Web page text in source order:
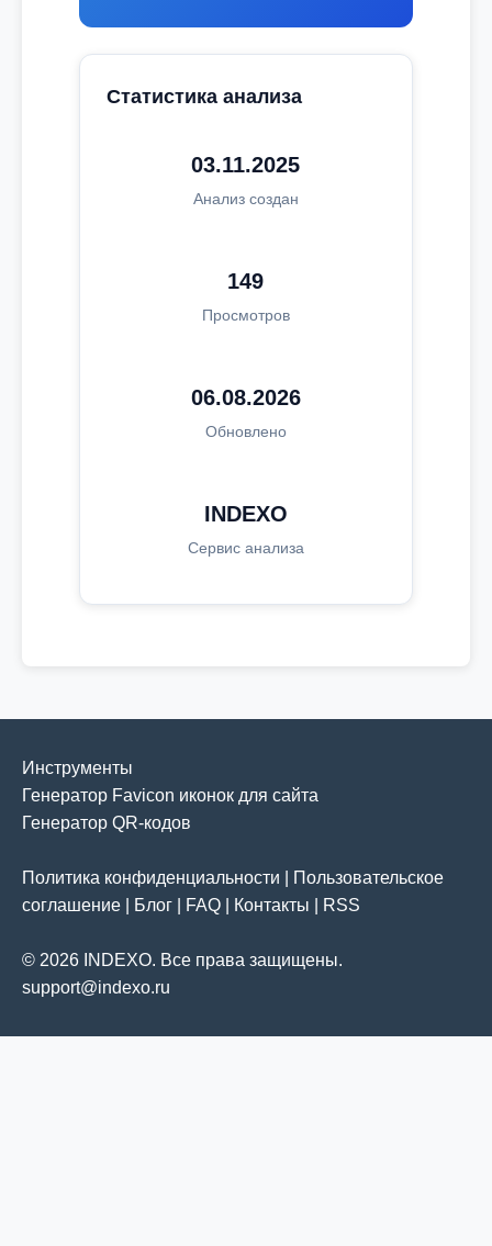
Статистика анализа
03.11.2025
Анализ создан
149
Просмотров
06.08.2026
Обновлено
INDEXO
Сервис анализа
Инструменты
Генератор Favicon иконок для сайта
Генератор QR-кодов
Политика конфиденциальности
Пользовательское
соглашение
Блог FAQ Контакты RSS
© 2026 INDEXO. Все права защищены.
support@indexo.ru